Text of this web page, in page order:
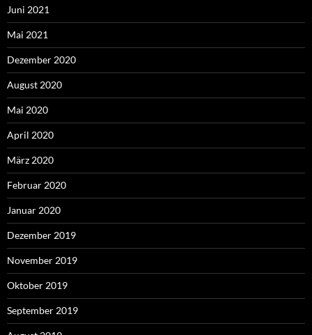
Juni 2021
Mai 2021
Dezember 2020
August 2020
Mai 2020
April 2020
März 2020
Februar 2020
Januar 2020
Dezember 2019
November 2019
Oktober 2019
September 2019